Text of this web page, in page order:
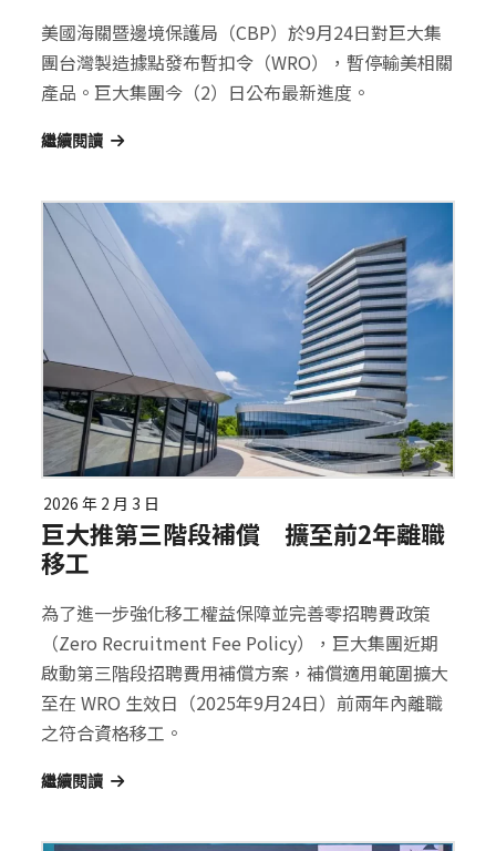
美國海關暨邊境保護局（CBP）於9月24日對巨大集
團台灣製造據點發布暫扣令（WRO），暫停輸美相關
產品。巨大集團今（2）日公布最新進度。
繼續閱讀
2026 年 2 月 3 日
巨大推第三階段補償 擴至前2年離職
移工
為了進一步強化移工權益保障並完善零招聘費政策
（Zero Recruitment Fee Policy），巨大集團近期
啟動第三階段招聘費用補償方案，補償適用範圍擴大
至在 WRO 生效日（2025年9月24日）前兩年內離職
之符合資格移工。
繼續閱讀